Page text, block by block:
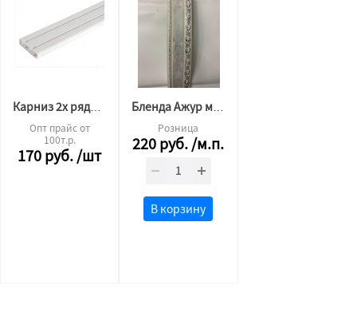
Карниз 2х рядный 1,6м
Опт прайс от
100т.р.
170руб./шт
Розница
220руб./м.п.
В корзину